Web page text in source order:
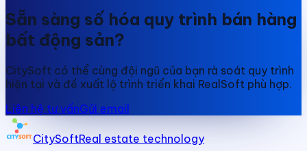
Sẵn sàng số hóa quy trình bán hàng
bất động sản?
CitySoft có thể cùng đội ngũ của bạn rà soát quy trình
hiện tại và đề xuất lộ trình triển khai RealSoft phù hợp.
Liên hệ tư vấnGửi email
CitySoftReal estate technology